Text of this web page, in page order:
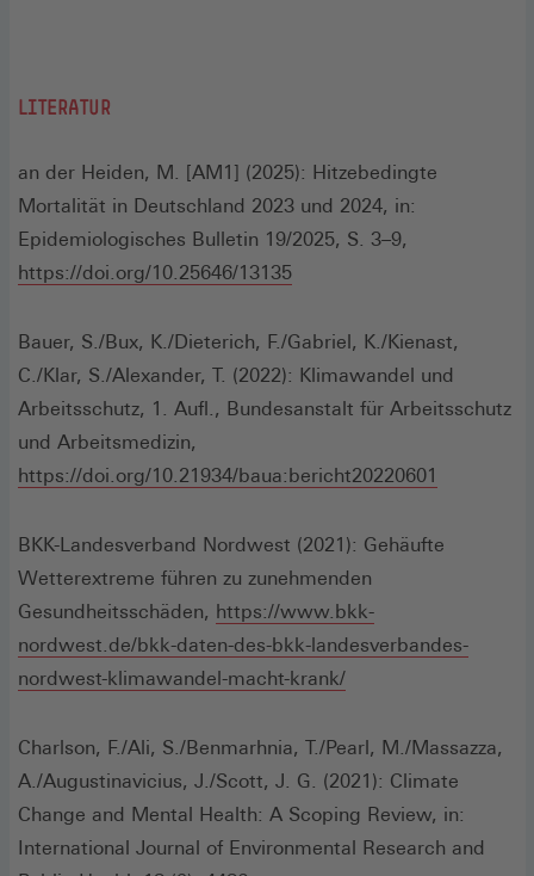
LITERATUR
an der Heiden, M. [AM1] (2025): Hitzebedingte
Mortalität in Deutschland 2023 und 2024, in:
Epidemiologisches Bulletin 19/2025, S. 3–9,
https://doi.org/10.25646/13135(Öffnet
einem
neuen
Fenster)
Bauer, S./Bux, K./Dieterich, F./Gabriel, K./Kienast,
C./Klar, S./Alexander, T. (2022): Klimawandel und
Arbeitsschutz, 1. Aufl., Bundesanstalt für Arbeitsschutz
und Arbeitsmedizin,
https://doi.org/10.21934/baua:bericht20220601
einem
BKK-Landesverband Nordwest (2021): Gehäufte
Wetterextreme führen zu zunehmenden
Gesundheitsschäden, https://www.bkk-
nordwest.de/bkk-daten-des-bkk-landesverbandes-
nordwest-klimawandel-macht-krank/(Öffnet
einem
neuen
Fenster)
Charlson, F./Ali, S./Benmarhnia, T./Pearl, M./Massazza,
A./Augustinavicius, J./Scott, J. G. (2021): Climate
Change and Mental Health: A Scoping Review, in:
International Journal of Environmental Research and